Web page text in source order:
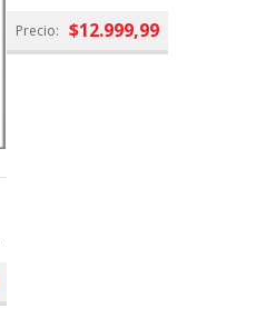
Precio: $12.999,99